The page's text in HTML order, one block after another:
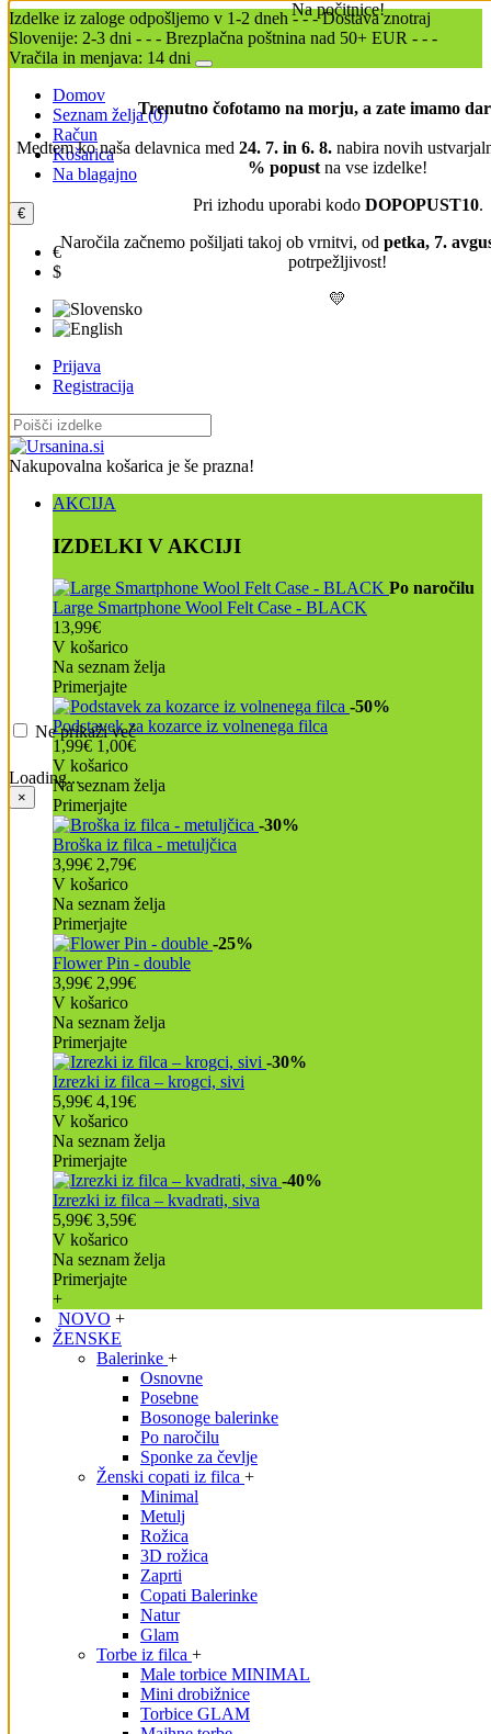
Na počitnice!
Trenutno čofotamo na morju, a zate imamo
Medtem ko naša delavnica med 24. 7. in 6. 8. nabira novih
% popust na vse izdelke!
Pri izhodu uporabi kodo DOPOPUST10.
Naročila začnemo pošiljati takoj ob vrnitvi, od petka, 7.
potrpežljivost!
💛
Ne prikaži več
×
Loading...
Izdelke iz zaloge odpošljemo v 1-2 dneh - - - Dostava znotraj
Slovenije: 2-3 dni - - - Brezplačna poštnina nad 50+ EUR - - -
Vračila in menjava: 14 dni
Domov
Seznam želja (0)
Račun
Košarica
Na blagajno
€
€
$
Prijava
Registracija
Nakupovalna košarica je še prazna!
AKCIJA
IZDELKI V AKCIJI
Po naročilu
Large Smartphone Wool Felt Case - BLACK
13,99€
V košarico
Na seznam želja
Primerjajte
-50%
Podstavek za kozarce iz volnenega filca
1,99€ 1,00€
V košarico
Na seznam želja
Primerjajte
-30%
Broška iz filca - metuljčica
3,99€ 2,79€
V košarico
Na seznam želja
Primerjajte
-25%
Flower Pin - double
3,99€ 2,99€
V košarico
Na seznam želja
Primerjajte
-30%
Izrezki iz filca – krogci, sivi
5,99€ 4,19€
V košarico
Na seznam želja
Primerjajte
-40%
Izrezki iz filca – kvadrati, siva
5,99€ 3,59€
V košarico
Na seznam želja
Primerjajte
+
NOVO +
ŽENSKE
Balerinke +
Osnovne
Posebne
Bosonoge balerinke
Po naročilu
Sponke za čevlje
Ženski copati iz filca +
Minimal
Metulj
Rožica
3D rožica
Zaprti
Copati Balerinke
Natur
Glam
Torbe iz filca +
Male torbice MINIMAL
Mini drobižnice
Torbice GLAM